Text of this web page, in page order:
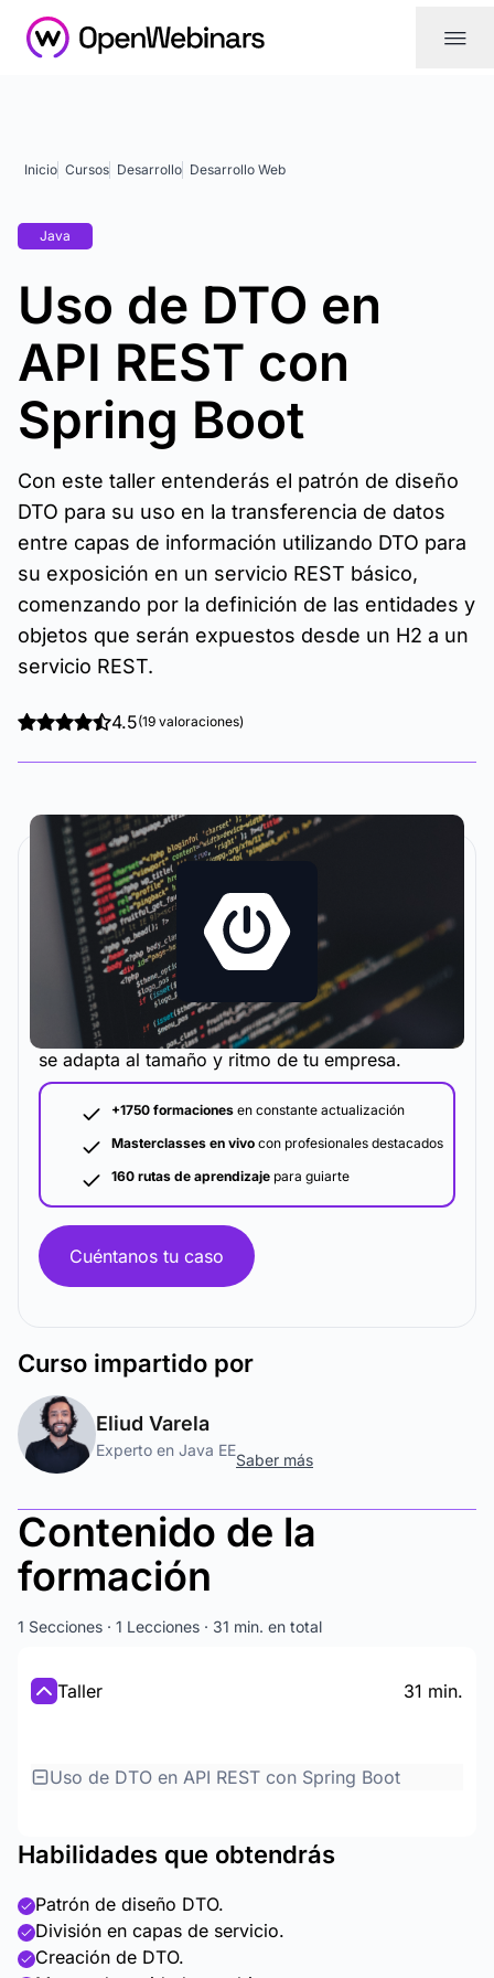
|||
Inicio Cursos Desarrollo Desarrollo Web
Java
Uso de DTO en
API REST con
Spring Boot
Con este taller entenderás el patrón de diseño
DTO para su uso en la transferencia de datos
entre capas de información utilizando DTO para
su exposición en un servicio REST básico,
comenzando por la definición de las entidades y
objetos que serán expuestos desde un H2 a un
servicio REST.
4.5(19 valoraciones)
La metodología y plataforma de formación que
se adapta al tamaño y ritmo de tu empresa.
+1750 formaciones en constante actualización
Masterclasses en vivo con profesionales destacados
160 rutas de aprendizaje para guiarte
Cuéntanos tu caso
Curso impartido por
Eliud Varela
Experto en Java EE
Saber más
Contenido de la
formación
1 Secciones · 1 Lecciones · 31 min. en total
Taller 31 min.
Uso de DTO en API REST con Spring Boot
Habilidades que obtendrás
Patrón de diseño DTO.
División en capas de servicio.
Creación de DTO.